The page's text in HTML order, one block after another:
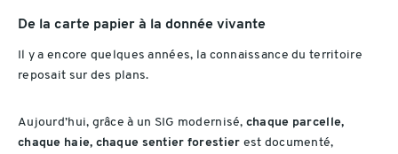
De la carte papier à la donnée vivante
Il y a encore quelques années, la connaissance du territoire
reposait sur des plans.
Aujourd’hui, grâce à un SIG modernisé, chaque parcelle,
chaque haie, chaque sentier forestier est documenté,